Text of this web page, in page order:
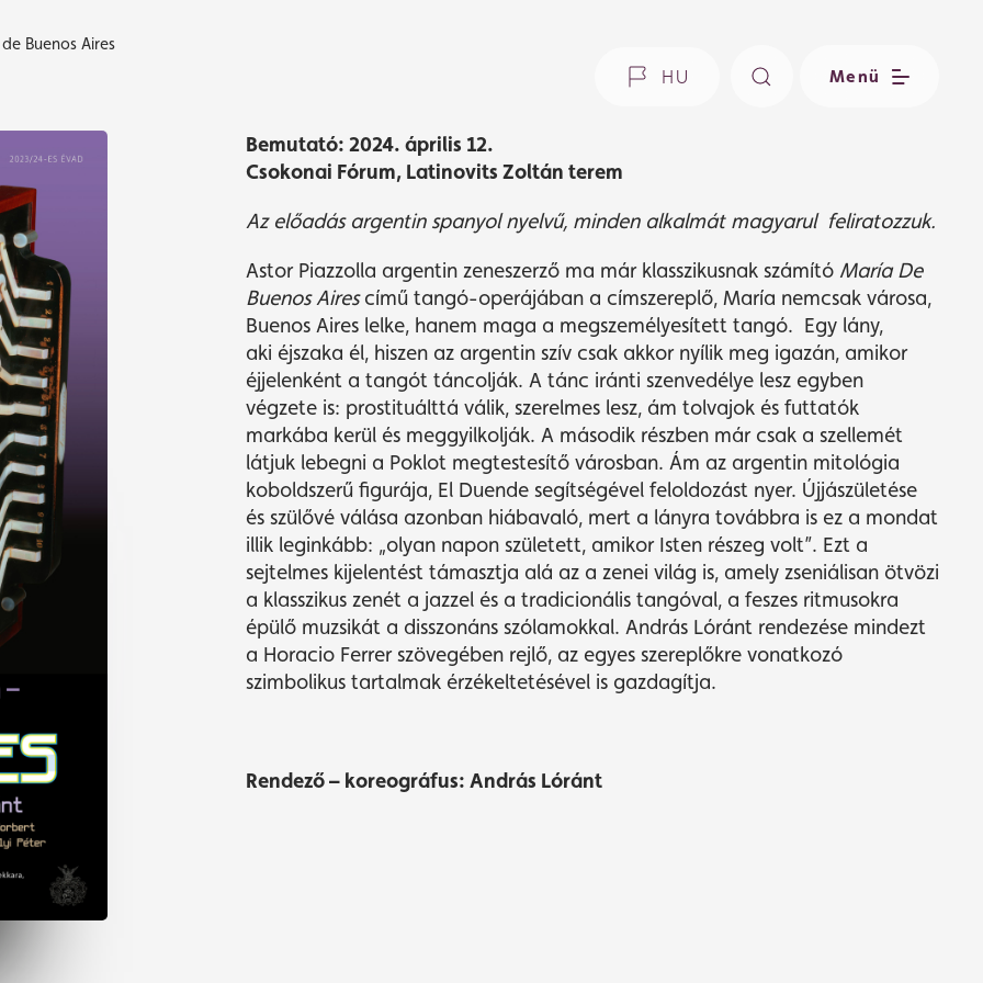
HU Menü
Buenos Aires
Bemutató: 2024. április 12.
Csokonai Fórum, Latinovits Zoltán terem
Az előadás argentin spanyol nyelvű, minden alkalmát magyarul feliratozzuk.
Astor Piazzolla argentin zeneszerző ma már klasszikusnak számító María De
Buenos Airescímű tangó-operájában a címszereplő, María nemcsak városa,
Buenos Aires lelke, hanem maga a megszemélyesített tangó. Egy lány,
aki éjszaka él, hiszen az argentin szív csak akkor nyílik meg igazán, amikor
éjjelenként a tangót táncolják. A tánc iránti szenvedélye lesz egyben
végzete is: prostituálttá válik, szerelmes lesz, ám tolvajok és futtatók
markába kerül és meggyilkolják. A második részben már csak a szellemét
látjuk lebegni a Poklot megtestesítő városban. Ám az argentin mitológia
koboldszerű figurája, El Duende segítségével feloldozást nyer. Újjászületése
és szülővé válása azonban hiábavaló, mert a lányra továbbra is ez a mondat
illik leginkább: „olyan napon született, amikor Isten részeg volt”. Ezt a
sejtelmes kijelentést támasztja alá az a zenei világ is, amely zseniálisan ötvözi
a klasszikus zenét a jazzel és a tradicionális tangóval, a feszes ritmusokra
épülő muzsikát a disszonáns szólamokkal. András Lóránt rendezése mindezt
a Horacio Ferrer szövegében rejlő, az egyes szereplőkre vonatkozó
szimbolikus tartalmak érzékeltetésével is gazdagítja.
Rendező – koreográfus: András Lóránt